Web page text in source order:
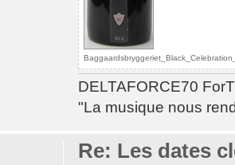
DELTAFORCE70
"La musique nous
Re: Les dates